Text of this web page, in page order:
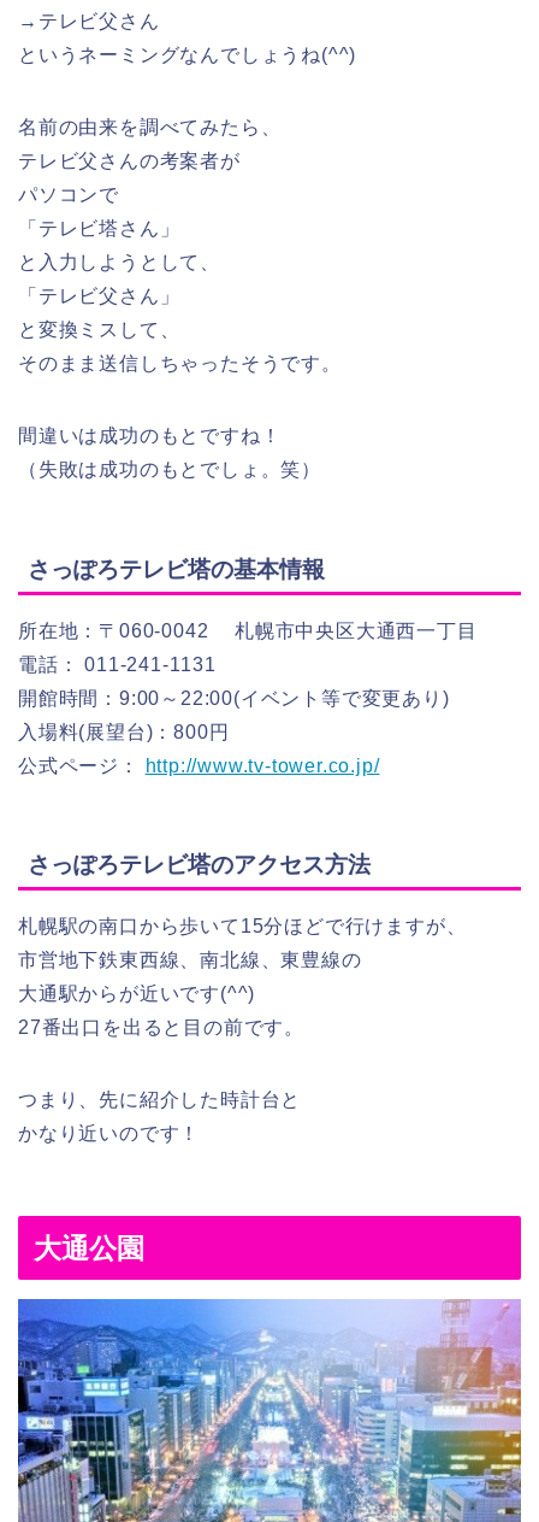
→テレビ父さん
というネーミングなんでしょうね(^^)
名前の由来を調べてみたら、
テレビ父さんの考案者が
パソコンで
「テレビ塔さん」
と入力しようとして、
「テレビ父さん」
と変換ミスして、
そのまま送信しちゃったそうです。
間違いは成功のもとですね！
（失敗は成功のもとでしょ。笑）
さっぽろテレビ塔の基本情報
所在地：〒060-0042 札幌市中央区大通西一丁目
電話： 011-241-1131
開館時間：9:00～22:00(イベント等で変更あり)
入場料(展望台)：800円
公式ページ：
http://www.tv-tower.co.jp/
さっぽろテレビ塔のアクセス方法
札幌駅の南口から歩いて15分ほどで行けますが、
市営地下鉄東西線、南北線、東豊線の
大通駅からが近いです(^^)
27番出口を出ると目の前です。
つまり、先に紹介した時計台と
かなり近いのです！
大通公園